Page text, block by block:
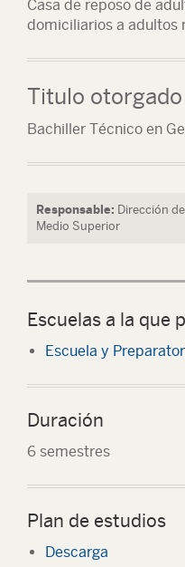
Casa de reposo de
domiciliarios a adultos
Titulo otorgado
Bachiller Técnico en
Responsable: Dirección
Medio Superior
Escuelas a la que
Escuela y
Duración
6 semestres
Plan de estudios
Descarga